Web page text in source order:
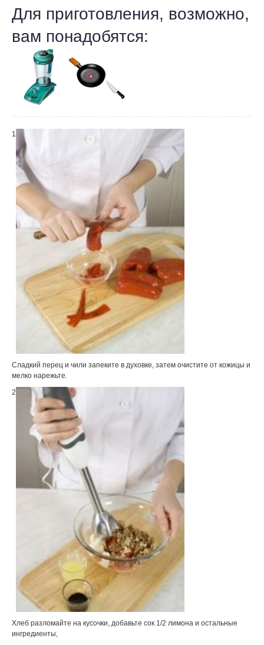
Для приготовления, возможно,
вам понадобятся:
1
Сладкий перец и чили запеките в духовке, затем очистите от кожицы и
мелко нарежьте.
2
Хлеб разломайте на кусочки, добавьте сок 1/2 лимона и остальные
ингредиенты,